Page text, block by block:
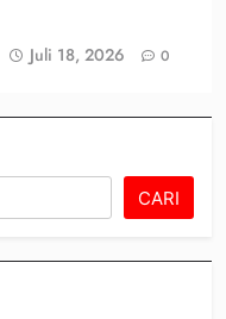
Juli 18, 2026 0
CARI